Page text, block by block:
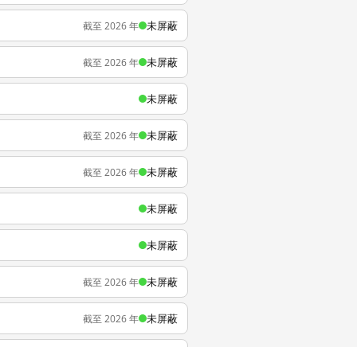
截至 2026 年 未屏蔽
截至 2026 年 未屏蔽
未屏蔽
截至 2026 年 未屏蔽
截至 2026 年 未屏蔽
未屏蔽
未屏蔽
截至 2026 年 未屏蔽
截至 2026 年 未屏蔽